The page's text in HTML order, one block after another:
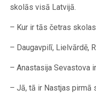
skolās visā Latvijā.
– Kur ir tās četras
– Daugavpilī, Lielvārdē,
– Anastasija Sevastova
– Jā, tā ir Nastjas pirmā